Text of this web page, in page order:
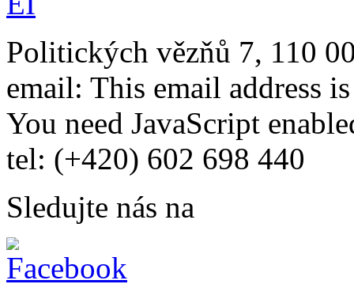
Politických vězňů 7, 110
email: This email address
You need JavaScript
tel: (+420) 602 698 440
Sledujte nás na